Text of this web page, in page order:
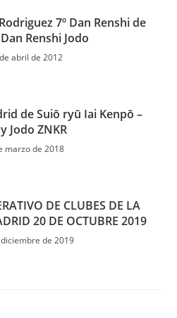
7º Dan Renshi de
Renshi Jodo
abril de 2012
de Suiō ryū Iai Kenpō –
Jodo ZNKR
marzo de 2018
DE CLUBES DE LA
20 DE OCTUBRE 2019
de 2019